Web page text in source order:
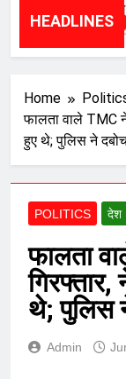
HEADLINES
बरी होने के
Home
फालता वाले TMC
हुए थे; पुलिस ने
POLITICS देश
फालता
थे; पुलिस
Admin